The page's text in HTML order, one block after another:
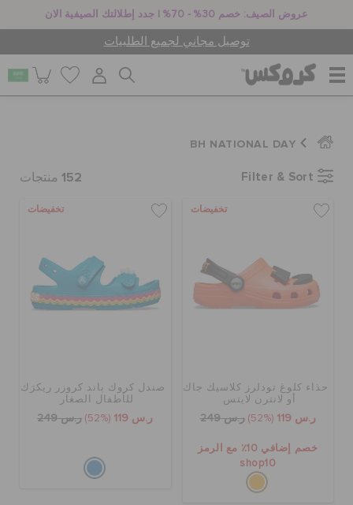
عروض الصيف: خصم 30% - 70% | جدد إطلالتك الصيفية الان
توصيل مجاني لجميع الطلبيات
للرجال
جيبيتز تشارمز
الحقائب
تنزيلات
BH NATIONAL DAY
Filter & Sort
152 منتجات
تخفيضات
حذاء كلوغ تودلرز كلاسيك جاك
أو لانترن لايتس
ر.س 119 (52%) ر.س 249
خصم إضافي 10٪ مع الرمز
shop10
تخفيضات
صندل كروك باند كروزر ريكرَك
للأطفال الصغار
ر.س 119 (52%) ر.س 249